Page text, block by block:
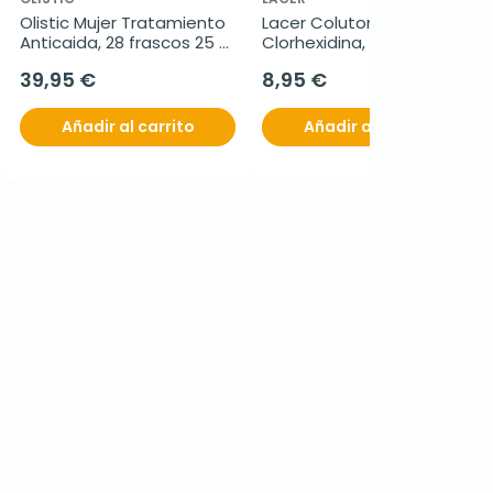
Olistic Mujer Tratamiento
Anticaida, 28 frascos 25
39,95 €
Añadir al carrito
Lacer Colutorio
Clorhexidina, 500ml
8,95 €
Añadir al carrito